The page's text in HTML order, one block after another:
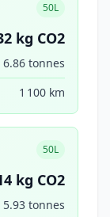
50L
kg CO2
6.86 tonnes
1 100 km
50L
kg CO2
5.93 tonnes